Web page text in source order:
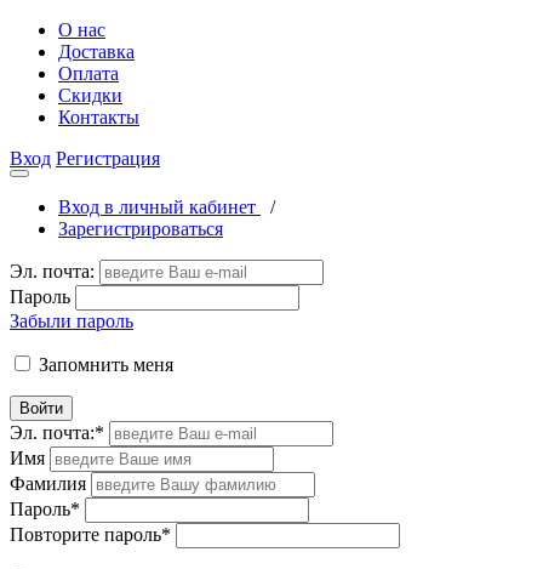
О нас
Доставка
Оплата
Скидки
Контакты
Вход Регистрация
Вход в личный кабинет
/
Зарегистрироваться
Эл. почта:
Пароль
Забыли пароль
Запомнить меня
Войти
Эл. почта:*
Имя
Фамилия
Пароль*
Повторите пароль*